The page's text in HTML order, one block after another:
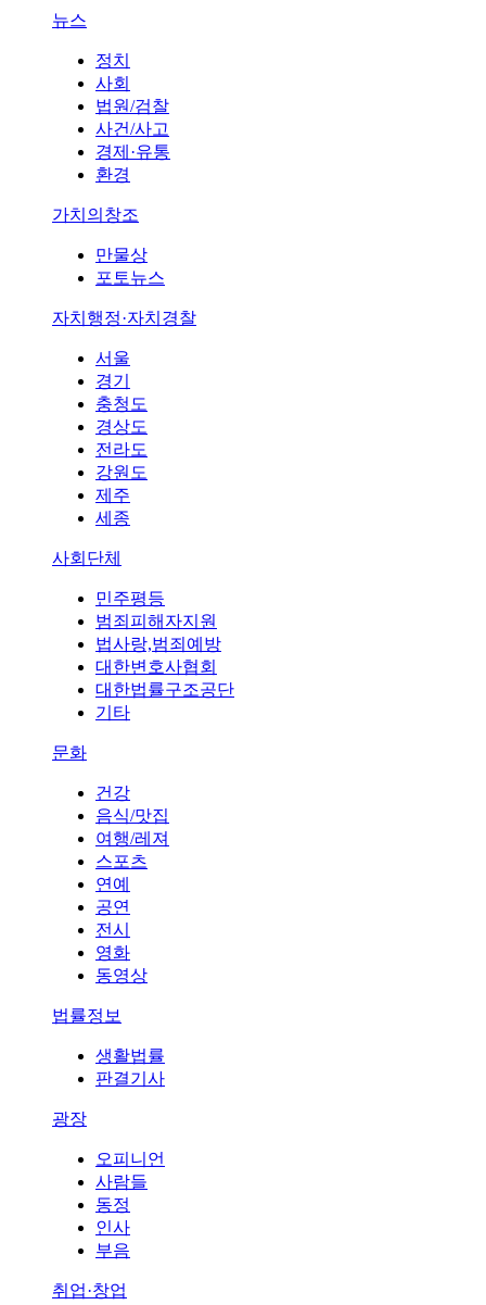
뉴스
정치
사회
법원/검찰
사건/사고
경제·유통
환경
가치의창조
만물상
포토뉴스
자치행정·자치경찰
서울
경기
충청도
경상도
전라도
강원도
제주
세종
사회단체
민주평등
범죄피해자지원
법사랑,범죄예방
대한변호사협회
대한법률구조공단
기타
문화
건강
음식/맛집
여행/레져
스포츠
연예
공연
전시
영화
동영상
법률정보
생활법률
판결기사
광장
오피니언
사람들
동정
인사
부음
취업·창업